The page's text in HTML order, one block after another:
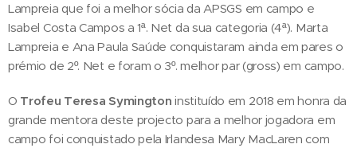
Lampreia que foi a melhor sócia da APSGS em campo e
Isabel Costa Campos a 1ª. Net da sua categoria (4ª). Marta
Lampreia e Ana Paula Saúde conquistaram ainda em pares o
prémio de 2º. Net e foram o 3º. melhor par (gross) em campo.
O Trofeu Teresa Symington instituído em 2018 em honra da
grande mentora deste projecto para a melhor jogadora em
campo foi conquistado pela Irlandesa Mary MacLaren com